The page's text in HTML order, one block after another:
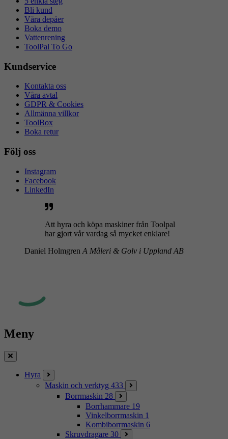
Bli kund
Våra depåer
Boka demo
Vattenrening
ToolPal To Go
Kundservice
Kontakta oss
Våra avtal
GDPR & Cookies
Allmänna villkor
ToolBox
Boka retur
Följ oss
Instagram
Facebook
LinkedIn
Att hyra och köpa maskiner från Toolpal
har gjort vår vardag så mycket enklare!
Daniel Holmgren A Måleri & Golv i Uppland AB
Meny
Stäng
Hyra
Maskin och verktyg 433
Borrmaskin 28
Borrhammare 19
Vinkelborrmaskin 1
Kombiborrmaskin 6
Skruvdragare 30